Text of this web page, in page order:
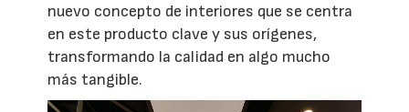
nuevo concepto de interiores que se centra
en este producto clave y sus orígenes,
transformando la calidad en algo mucho
más tangible.